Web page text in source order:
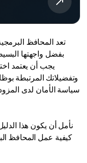
تعد المحافظ
بفضل واجهتها
يجب أن يعتمد
وتفضيلاتك المرتبطة
سياسة الأمان لدى
نأمل أن يكون هذا
كيفية عمل المحافظ